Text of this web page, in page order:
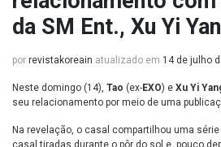
da SM Ent., Xu Yi
por revistakoreain atualizado em 14 de julho
Neste domingo (14), Tao (ex-EXO) e Xu Yi
seu relacionamento por meio de uma
Na revelação, o casal compartilhou uma
casal tiradas durante o pôr do sol e, pouco